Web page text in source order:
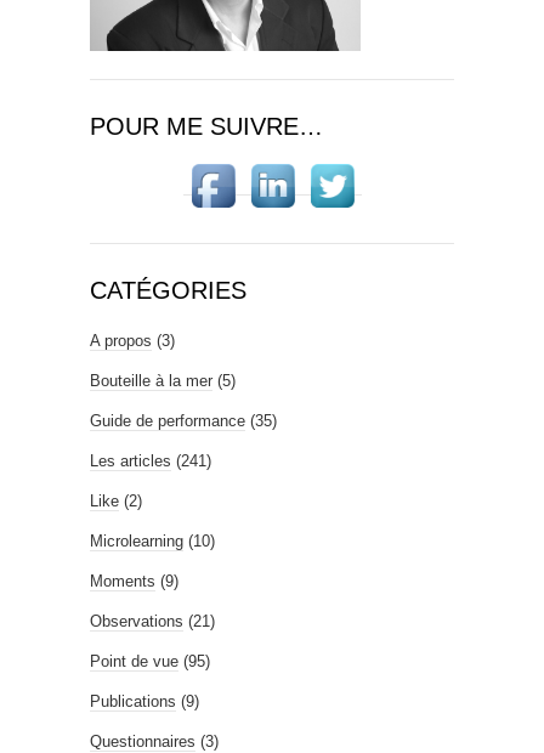
POUR ME SUIVRE…
CATÉGORIES
A propos (3)
Bouteille à la mer (5)
Guide de performance (35)
Les articles (241)
Like (2)
Microlearning (10)
Moments (9)
Observations (21)
Point de vue (95)
Publications (9)
Questionnaires (3)